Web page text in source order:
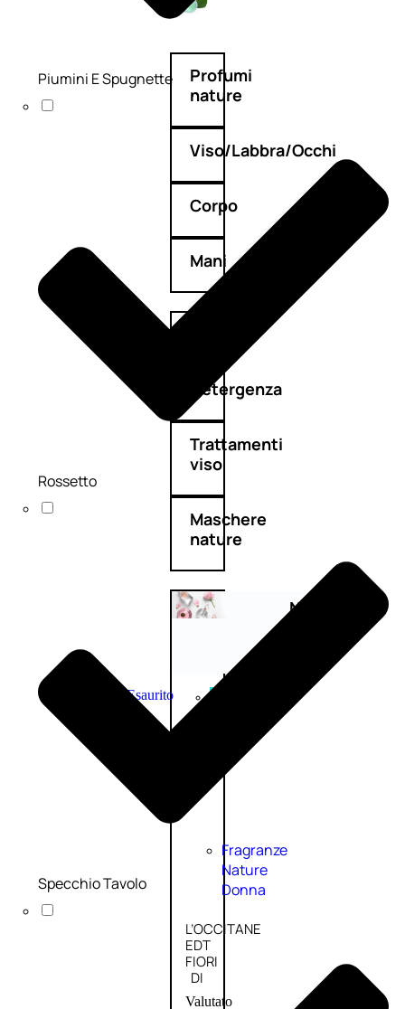
Profumi
nature
Viso/Labbra/Occhi
Corpo
Mani
Detergenza
Trattamenti
viso
Maschere
nature
Novità
Esaurito
Fragranze
Nature
Donna
L’OCCITANE
EDT
FIORI
DI
Valutato
Piumini E Spugnette
Rossetto
Specchio Tavolo